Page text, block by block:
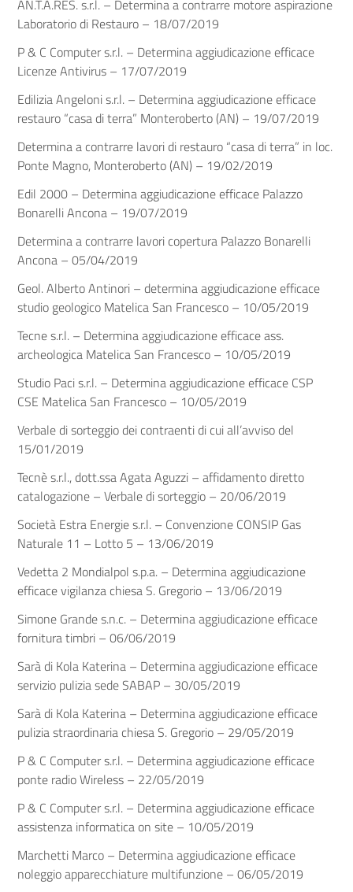
AN.T.A.RES. s.r.l. – Determina a contrarre motore aspirazione
Laboratorio di Restauro – 18/07/2019
P & C Computer s.r.l. – Determina aggiudicazione efficace
Licenze Antivirus – 17/07/2019
Edilizia Angeloni s.r.l. – Determina aggiudicazione efficace
restauro “casa di terra” Monteroberto (AN) – 19/07/2019
Determina a contrarre lavori di restauro “casa di terra” in loc.
Ponte Magno, Monteroberto (AN) – 19/02/2019
Edil 2000 – Determina aggiudicazione efficace Palazzo
Bonarelli Ancona – 19/07/2019
Determina a contrarre lavori copertura Palazzo Bonarelli
Ancona – 05/04/2019
Geol. Alberto Antinori – determina aggiudicazione efficace
studio geologico Matelica San Francesco – 10/05/2019
Tecne s.r.l. – Determina aggiudicazione efficace ass.
archeologica Matelica San Francesco – 10/05/2019
Studio Paci s.r.l. – Determina aggiudicazione efficace CSP
CSE Matelica San Francesco – 10/05/2019
Verbale di sorteggio dei contraenti di cui all’avviso del
15/01/2019
Tecnè s.r.l., dott.ssa Agata Aguzzi – affidamento diretto
catalogazione – Verbale di sorteggio – 20/06/2019
Società Estra Energie s.r.l. – Convenzione CONSIP Gas
Naturale 11 – Lotto 5 – 13/06/2019
Vedetta 2 Mondialpol s.p.a. – Determina aggiudicazione
efficace vigilanza chiesa S. Gregorio – 13/06/2019
Simone Grande s.n.c. – Determina aggiudicazione efficace
fornitura timbri – 06/06/2019
Sarà di Kola Katerina – Determina aggiudicazione efficace
servizio pulizia sede SABAP – 30/05/2019
Sarà di Kola Katerina – Determina aggiudicazione efficace
pulizia straordinaria chiesa S. Gregorio – 29/05/2019
P & C Computer s.r.l. – Determina aggiudicazione efficace
ponte radio Wireless – 22/05/2019
P & C Computer s.r.l. – Determina aggiudicazione efficace
assistenza informatica on site – 10/05/2019
Marchetti Marco – Determina aggiudicazione efficace
noleggio apparecchiature multifunzione – 06/05/2019